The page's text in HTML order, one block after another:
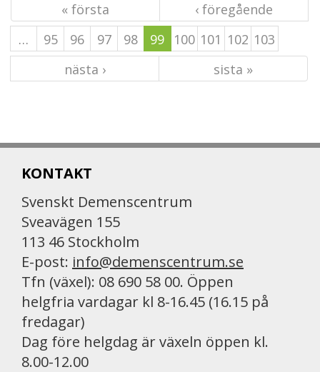
« första
‹ föregående
…
95 96 97 98 99 100 101 102 103
nästa ›
sista »
KONTAKT
Svenskt Demenscentrum
Sveavägen 155
113 46 Stockholm
E-post: info@demenscentrum.se
Tfn (växel): 08 690 58 00. Öppen
helgfria vardagar kl 8-16.45 (16.15 på
fredagar)
Dag före helgdag är växeln öppen kl.
8.00-12.00